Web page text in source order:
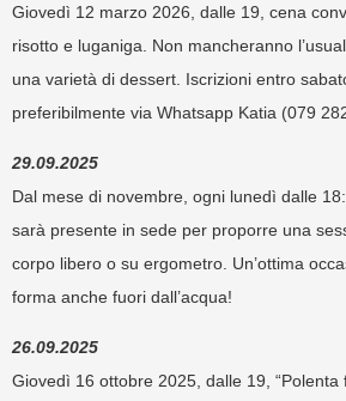
Giovedì 12 marzo 2026, dalle 19, cena
risotto e luganiga. Non mancheranno
una varietà di dessert. Iscrizioni entro
preferibilmente via Whatsapp Katia (079
29.09.2025
Dal mese di novembre ogni lunedì dalle
sarà presente in sede per proporre una
corpo libero o su ergometro. Un’ottima
forma anche fuori dall’acqua!
26.09.2025
Giovedì 16 ottobre 2025, dalle 19, “Polenta